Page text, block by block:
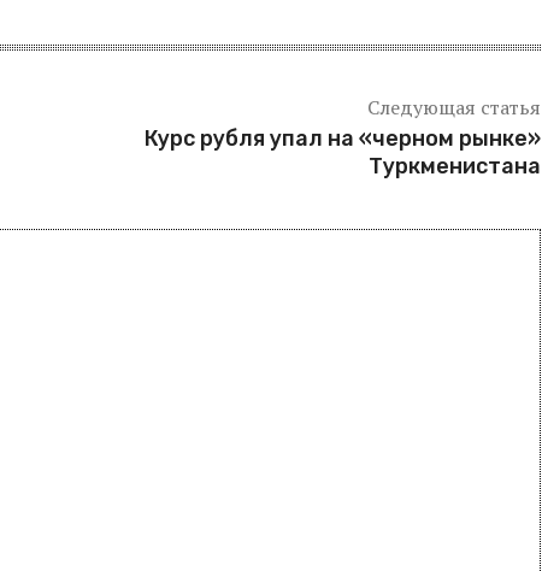
Следующая статья
Курс рубля упал на «черном рынке»
Туркменистана